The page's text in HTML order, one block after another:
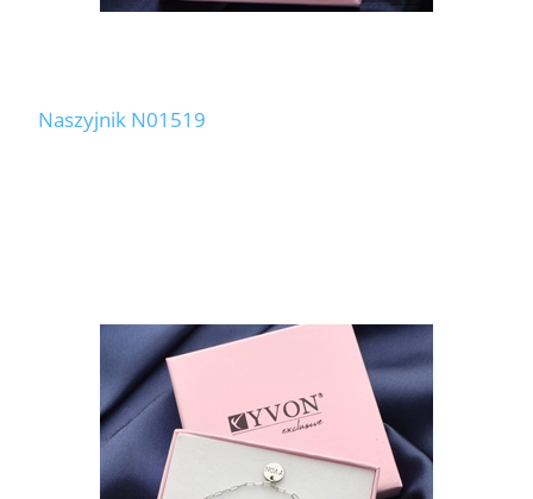
Naszyjnik N01519